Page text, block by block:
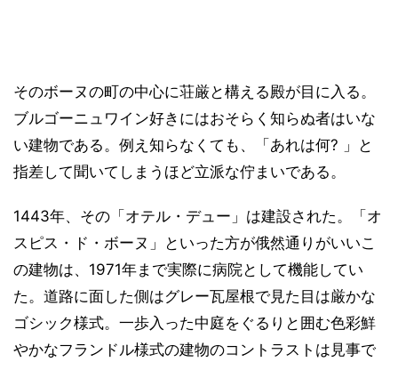
そのボーヌの町の中心に荘厳と構える殿が目に入る。
ブルゴーニュワイン好きにはおそらく知らぬ者はいな
い建物である。例え知らなくても、「あれは何? 」と
指差して聞いてしまうほど立派な佇まいである。
1443年、その「オテル・デュー」は建設された。「オ
スピス・ド・ボーヌ」といった方が俄然通りがいいこ
の建物は、1971年まで実際に病院として機能してい
た。道路に面した側はグレー瓦屋根で見た目は厳かな
ゴシック様式。一歩入った中庭をぐるりと囲む色彩鮮
やかなフランドル様式の建物のコントラストは見事で